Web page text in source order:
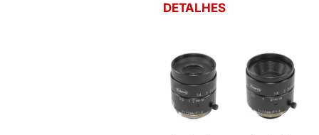
DETALHES